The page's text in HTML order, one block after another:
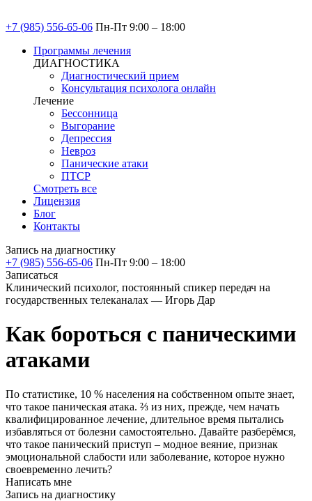
+7 (985) 556-65-06 Пн-Пт 9:00 – 18:00
Программы лечения
ДИАГНОСТИКА
Диагностический прием
Консультация психолога онлайн
Лечение
Бессонница
Выгорание
Депрессия
Невроз
Панические атаки
ПТСР
Смотреть все
Лицензия
Блог
Контакты
Запись на диагностику
+7 (985) 556-65-06 Пн-Пт 9:00 – 18:00
Записаться
Клинический психолог, постоянный спикер передач на
государственных телеканалах — Игорь Дар
Как бороться с паническими
атаками
По статистике, 10 % населения на собственном опыте знает,
что такое паническая атака. ⅔ из них, прежде, чем начать
квалифицированное лечение, длительное время пытались
избавляться от болезни самостоятельно. Давайте разберёмся,
что такое панический приступ – модное веяние, признак
эмоциональной слабости или заболевание, которое нужно
своевременно лечить?
Написать мне
Запись на диагностику